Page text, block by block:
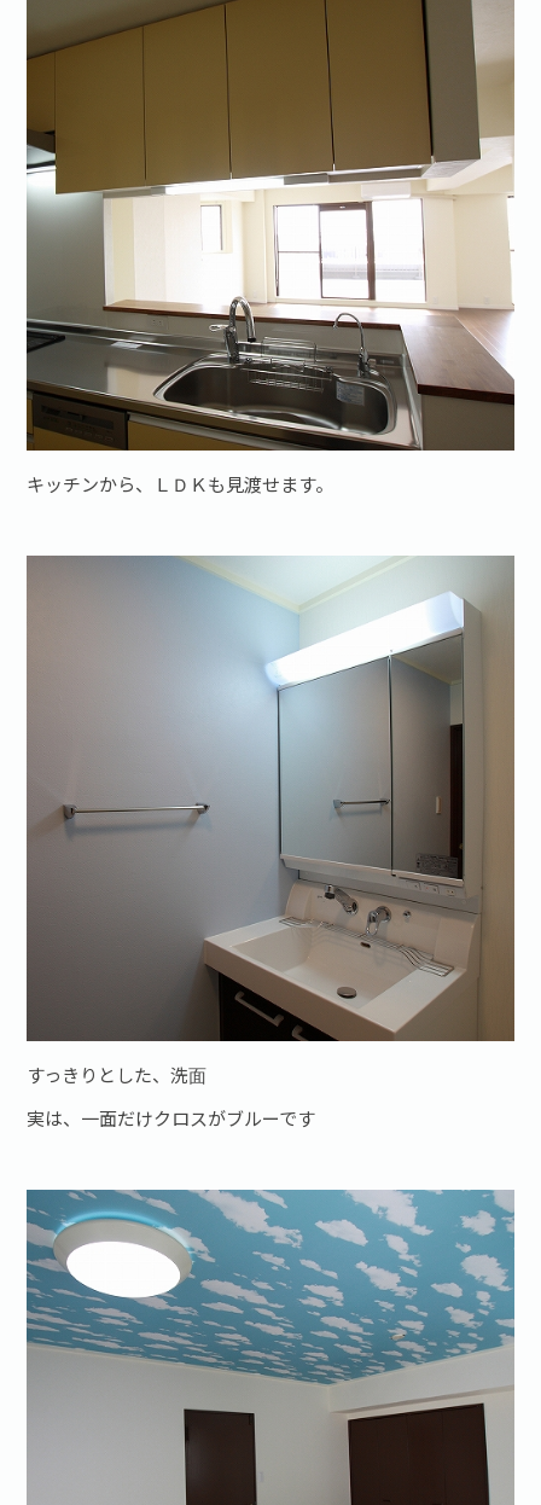
キッチンから、ＬＤＫも見渡せます。
すっきりとした、洗面
実は、一面だけクロスがブルーです